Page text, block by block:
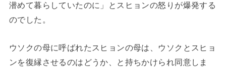
潜めて暮らしていたのに」とスヒョンの怒りが爆発する
のでした。
ウソクの母に呼ばれたスヒョンの母は、ウソクとスヒョ
ンを復縁させるのはどうか、と持ちかけられ同意しま